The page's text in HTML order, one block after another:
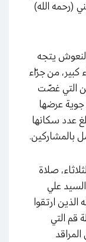
(رحمه الله)
يتجه
من جرّاء
التي غصّت
جوية عرضها
عدد سكانها
صلاة
علي
ارتقوا
قم التي